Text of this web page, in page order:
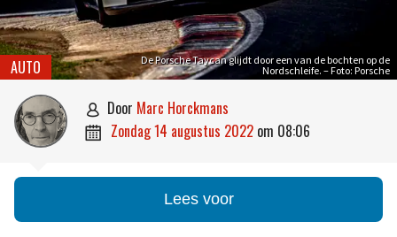
De Porsche Taycan glijdt door een van de bochten op de
Nordschleife. – Foto: Porsche
AUTO
 door Marc Horckmans
 zondag 14 augustus 2022 om 08:06
Lees voor